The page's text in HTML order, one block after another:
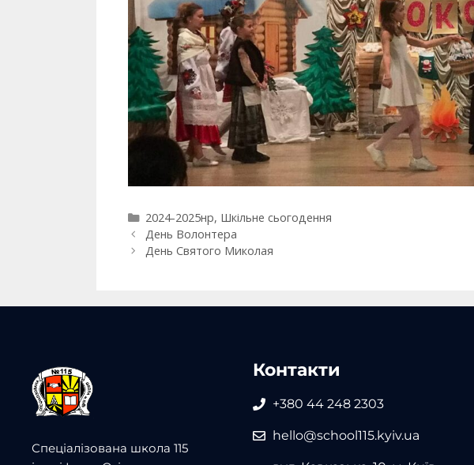
2024-2025нр, Шкільне сьогодення
День Волонтера
День Святого Миколая
Спеціалізована школа 115
Контакти
+380 44 248 2303
hello@school115.kyiv.ua